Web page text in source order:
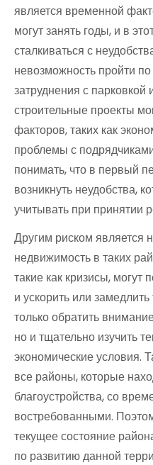
является временной
могут занять годы, и в
сталкиваться с
невозможность пройти
затруднения с парковкой
строительные проекты
факторов, таких как
проблемы с
понимать, что в первый
возникнуть неудобства,
учитывать при принятии
Другим риском является
недвижимость в таких
такие как кризисы, могут
и ускорить или
только обратить
но и тщательно изучить
экономические условия.
все районы, которые
благоустройства, со
востребованными.
текущее состояние
по развитию данной